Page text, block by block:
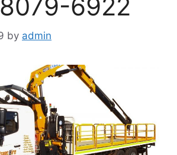
6922
by admin